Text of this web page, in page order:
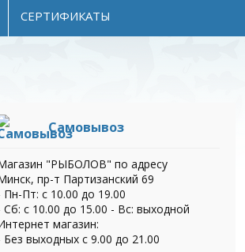
СЕРТИФИКАТЫ
Самовывоз
"РЫБОЛОВ" по адресу
пр-т Партизанский 69
Пн-Пт: с 10.00 до 19.00
Сб: с 10.00 до 15.00 - Вс: выходной
магазин:
Без выходных с 9.00 до 21.00